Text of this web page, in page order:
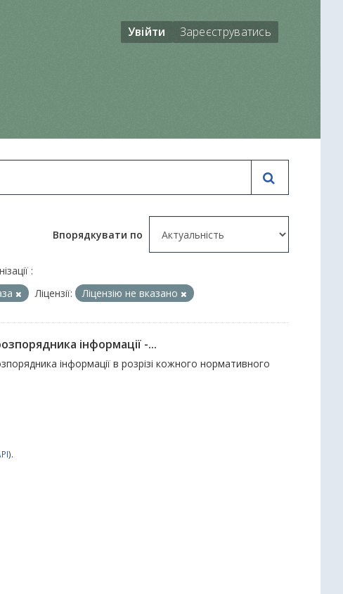
Увійти Зареєструватись
Впорядкувати по
:
Ліцензії: Ліцензію не вказано
інформації -...
інформації в розрізі кожного нормативного
).